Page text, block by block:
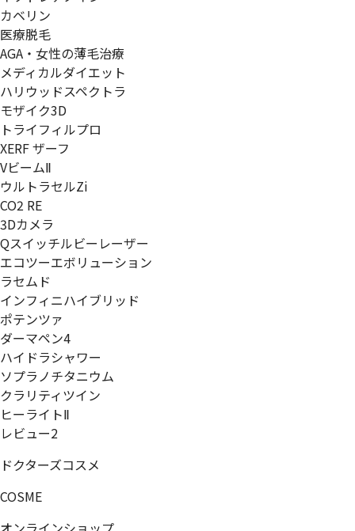
カベリン
医療脱毛
AGA・女性の薄毛治療
メディカルダイエット
ハリウッドスペクトラ
モザイク3D
トライフィルプロ
XERF ザーフ
VビームⅡ
ウルトラセルZi
CO2 RE
3Dカメラ
Qスイッチルビーレーザー
エコツーエボリューション
ラセムド
インフィニハイブリッド
ポテンツァ
ダーマペン4
ハイドラシャワー
ソプラノチタニウム
クラリティツイン
ヒーライトⅡ
レビュー2
ドクターズコスメ
COSME